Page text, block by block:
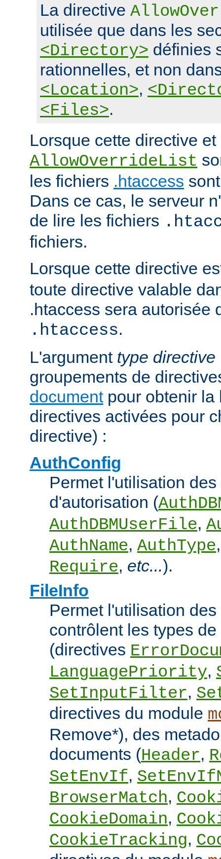
La directive
utilisée que dans les
<Directory> définies
rationnelles, et non
<Location>,
<Files>.
Lorsque cette directive
AllowOverrideList
les fichiers .htaccess
Dans ce cas, le serveur
de lire les fichiers
fichiers.
Lorsque cette directive
toute directive valable
.htaccess sera autorisée
.htaccess.
L'argument type directive
groupements de
documentpour obtenir la
directives activées pour
directive) :
AuthConfig
Permet l'utilisation
d'autorisation (
AuthDBMUserFile,
AuthName, AuthType
Require, etc...).
FileInfo
Permet l'utilisation
contrôlent les types
(directives
LanguagePriority,
SetInputFilter,
directives du module
Remove*), des
documents (Header,
SetEnvIf,
BrowserMatch,
CookieDomain,
CookieTracking,